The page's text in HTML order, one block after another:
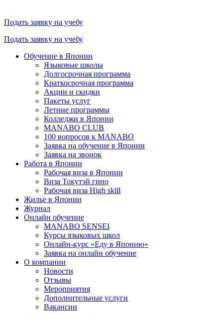
Подать заявку на учебу
Подать заявку на учебу
Обучение в Японии
Языковые школы
Долгосрочная программа
Краткосрочная программа
Акции и скидки
Пакеты услуг
Летние программы
Колледжи в Японии
MANABO CLUB
100 вопросов к MАNABO
Заявка на обучение в Японии
Заявка на звонок
Работа в Японии
Рабочая виза в Японии
Виза Токутэй гино
Рабочая виза High skill
Жилье в Японии
Журнал
Онлайн обучение
MANABO SENSEI
Курсы языковых школ
Онлайн-курс «Еду в Японию»
Заявка на онлайн обучение
О компании
Новости
Отзывы
Мероприятия
Дополнительные услуги
Вакансии